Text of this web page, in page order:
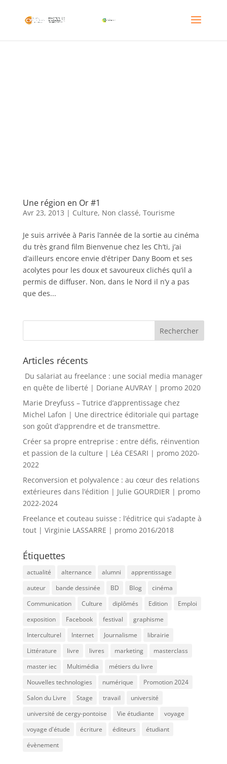
Une région en Or #1
Avr 23, 2013 | Culture, Non classé, Tourisme
Je suis arrivée à Paris l’année de la sortie au cinéma
du très grand film Bienvenue chez les Ch’ti, j’ai
d’ailleurs encore envie d’étriper Dany Boom et ses
acolytes pour les doux et savoureux clichés qu’il a
permis de diffuser. Non, dans le Nord il n’y a pas
que des...
Articles récents
Du salariat au freelance : une social media manager
en quête de liberté | Doriane AUVRAY | promo 2020
Marie Dreyfuss – Tutrice d’apprentissage chez
Michel Lafon | Une directrice éditoriale qui partage
son goût d’apprendre et de transmettre.
Créer sa propre entreprise : entre défis, réinvention
et passion de la culture | Léa CESARI | promo 2020-
2022
Reconversion et polyvalence : au cœur des relations
extérieures dans l’édition | Julie GOURDIER | promo
2022-2024
Freelance et couteau suisse : l’éditrice qui s’adapte à
tout | Virginie LASSARRE | promo 2016/2018
Étiquettes
actualité alternance alumni
apprentissage
auteur
bande dessinée BD Blog
cinéma
Communication
Culture diplômés Edition
Emploi
exposition
Facebook festival
graphisme
Interculturel
Internet Journalisme
librairie
Littérature
livre livres marketing
masterclass
master iec
Multimédia
métiers du livre
Nouvelles technologies
numérique
Promotion 2024
Salon du Livre
Stage travail
université
université de cergy-pontoise
Vie étudiante
voyage
voyage d'étude
écriture éditeurs
étudiant
évènement